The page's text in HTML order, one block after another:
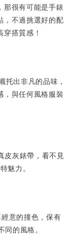
那很有可能是手錶
，不過挑選好的配
搭質感！
托出非凡的品味，
，與任何風格服裝
皮灰錶帶，看不見
魅力。
意的撞色，保有
的風格。